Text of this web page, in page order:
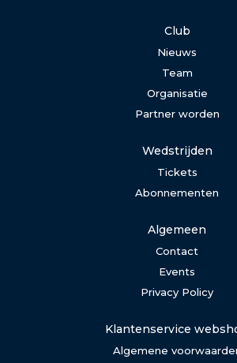
Club
Nieuws
Team
Organisatie
Partner worden
Wedstrijden
Tickets
Abonnementen
Algemeen
Contact
Events
Privacy Policy
Klantenservice
Algemene